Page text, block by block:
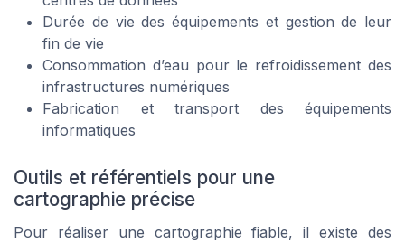
Durée de vie des équipements et gestion de leur
fin de vie
Consommation d’eau pour le refroidissement des
infrastructures numériques
Fabrication et transport des équipements
informatiques
Outils et référentiels pour une
cartographie précise
Pour réaliser une cartographie fiable, il existe des